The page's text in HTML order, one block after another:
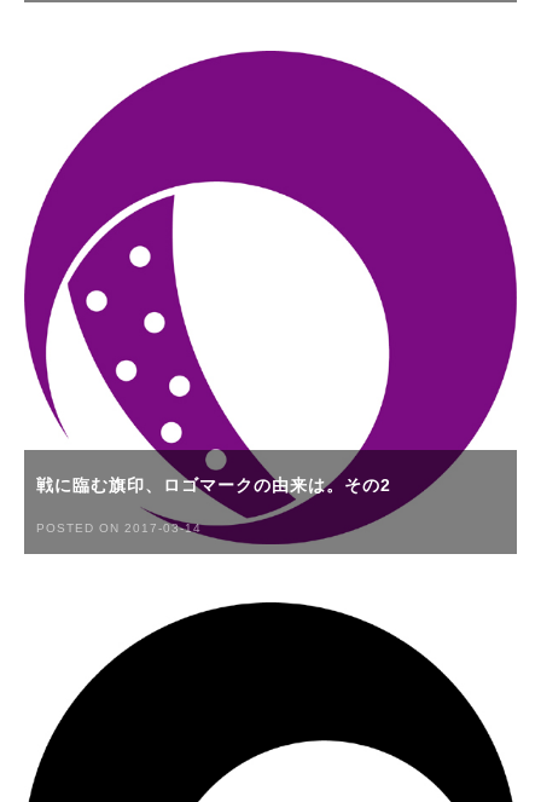
戦に臨む旗印、ロゴマークの由来は。その2
POSTED ON 2017-03-14